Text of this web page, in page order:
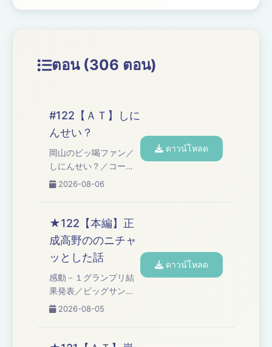
ตอน (306 ตอน)
#122【ＡＴ】しに
んせい？
岡山のビッ喝ファン／
しにんせい？／コーナ
ー「オズワルド伊藤の
Visit
podcastchoices.com/adchoices
2026-08-06
ดาวน์โหลด
★122【本編】正
成高野ののニチャ
ッとした話
感動－１グランプリ結
果発表／ビッグサンダ
ー喝！！Ｔシャツ新作
長瀬くんな話／Ｄａｙ
2026-08-05
ดาวน์โหลด